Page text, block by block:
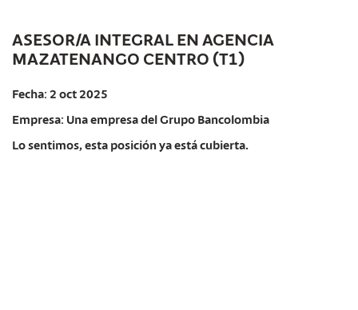
ASESOR/A INTEGRAL EN AGENCIA
MAZATENANGO CENTRO (T1)
Fecha: 2 oct 2025
Empresa: Una empresa del Grupo Bancolombia
Lo sentimos, esta posición ya está cubierta.